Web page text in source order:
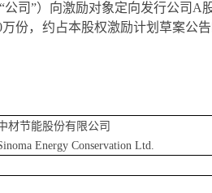
“公司”）向激励对象定向发行公司A
万份，约占本股权激励计划草案公
材节能股份有限公司
Energy Conservation Ltd.